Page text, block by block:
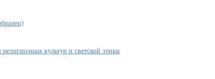
культур и светской этики